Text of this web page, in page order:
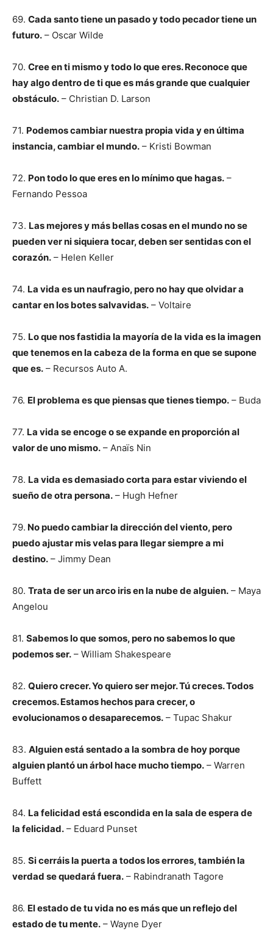
69. Cada santo tiene un pasado y todo pecador tiene un
futuro. – Oscar Wilde
70. Cree en ti mismo y todo lo que eres. Reconoce que
hay algo dentro de ti que es más grande que cualquier
obstáculo. – Christian D. Larson
71. Podemos cambiar nuestra propia vida y en última
instancia, cambiar el mundo. – Kristi Bowman
72. Pon todo lo que eres en lo mínimo que hagas. –
Fernando Pessoa
73. Las mejores y más bellas cosas en el mundo no se
pueden ver ni siquiera tocar, deben ser sentidas con el
corazón. – Helen Keller
74. La vida es un naufragio, pero no hay que olvidar a
cantar en los botes salvavidas. – Voltaire
75. Lo que nos fastidia la mayoría de la vida es la imagen
que tenemos en la cabeza de la forma en que se supone
que es. – Recursos Auto A.
76. El problema es que piensas que tienes tiempo. – Buda
77. La vida se encoge o se expande en proporción al
valor de uno mismo. – Anaïs Nin
78. La vida es demasiado corta para estar viviendo el
sueño de otra persona. – Hugh Hefner
79. No puedo cambiar la dirección del viento, pero
puedo ajustar mis velas para llegar siempre a mi
destino. – Jimmy Dean
80. Trata de ser un arco iris en la nube de alguien. – Maya
Angelou
81. Sabemos lo que somos, pero no sabemos lo que
podemos ser. – William Shakespeare
82. Quiero crecer. Yo quiero ser mejor. Tú creces. Todos
crecemos. Estamos hechos para crecer, o
evolucionamos o desaparecemos. – Tupac Shakur
83. Alguien está sentado a la sombra de hoy porque
alguien plantó un árbol hace mucho tiempo. – Warren
Buffett
84. La felicidad está escondida en la sala de espera de
la felicidad. – Eduard Punset
85. Si cerráis la puerta a todos los errores, también la
verdad se quedará fuera. – Rabindranath Tagore
86. El estado de tu vida no es más que un reflejo del
estado de tu mente. – Wayne Dyer